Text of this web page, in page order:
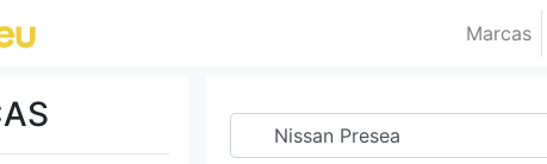
Marcas